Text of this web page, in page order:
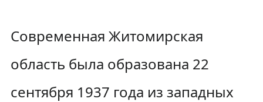
Современная Житомирская
область была образована 22
сентября 1937 года из западных